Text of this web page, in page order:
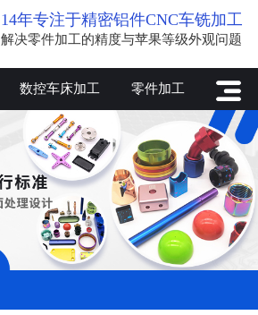
14年专注于精密铝件CNC车铣加工
解决零件加工的精度与苹果等级外观问题
数控车床加工 零件加工